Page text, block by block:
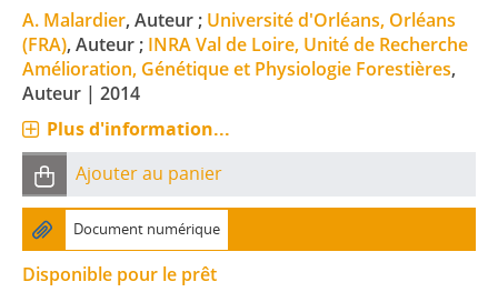
A. Malardier, Auteur ; Université d'Orléans, Orléans
(FRA), Auteur ; INRA Val de Loire, Unité de Recherche
Amélioration, Génétique et Physiologie Forestières,
Auteur | 2014
Plus d'information...
Ajouter au panier
Document numérique
Disponible pour le prêt